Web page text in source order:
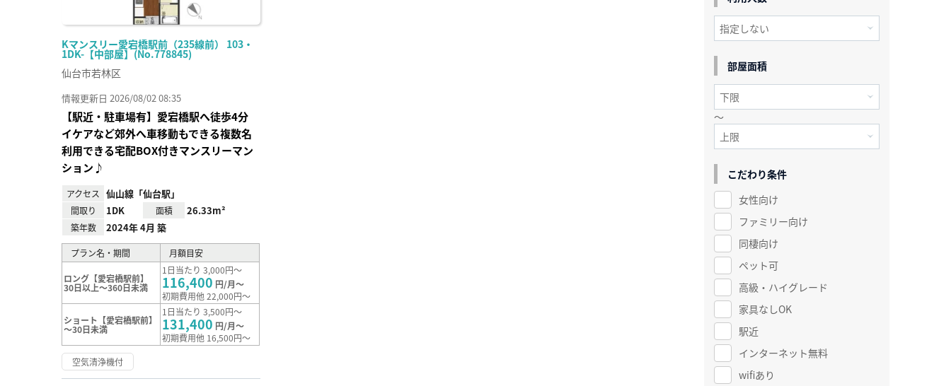
Kマンスリー愛宕橋駅前（235線前） 103・
1DK-【中部屋】(No.778845)
仙台市若林区
情報更新日 2026/08/02 08:35
【駅近・駐車場有】愛宕橋駅へ徒歩4分
イケアなど郊外へ車移動もできる複数名
利用できる宅配BOX付きマンスリーマン
ション♪
アクセス 仙山線「仙台駅」
間取り 1DK 面積 26.33m²
築年数 2024年 4月 築
プラン名・期間 月額目安
ロング【愛宕橋駅前】
30日以上～360日未満
1日当たり 3,000円～
116,400 円/月～
初期費用他 22,000円～
ショート【愛宕橋駅前】
～30日未満
1日当たり 3,500円～
131,400 円/月～
初期費用他 16,500円～
空気清浄機付
部屋面積
～
こだわり条件
女性向け
ファミリー向け
同棲向け
ペット可
高級・ハイグレード
家具なしOK
駅近
インターネット無料
wifiあり